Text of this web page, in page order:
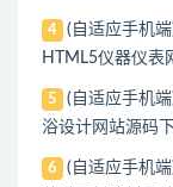
4
(自适应手机
HTML5仪器仪表
5
(自适应手机
浴设计网站源码
6
(自适应手机